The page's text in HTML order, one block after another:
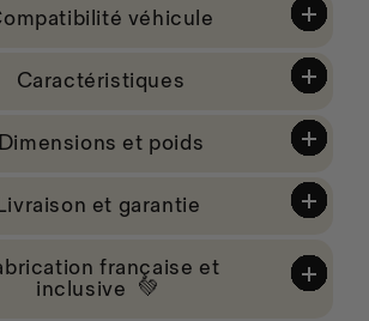
véhicule
Caractéristiques
Dimensions et poids
Livraison et garantie
française et
inclusive 💚